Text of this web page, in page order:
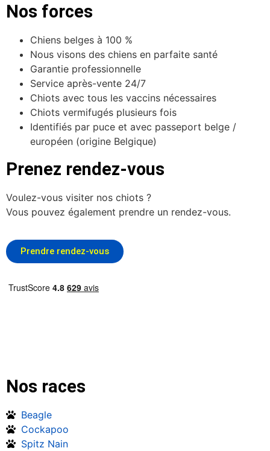
Nos forces
Chiens belges à 100 %
Nous visons des chiens en parfaite santé
Garantie professionnelle
Service après-vente 24/7
Chiots avec tous les vaccins nécessaires
Chiots vermifugés plusieurs fois
Identifiés par puce et avec passeport belge /
européen (origine Belgique)
Prenez rendez-vous
Voulez-vous visiter nos chiots ?
Vous pouvez également prendre un rendez-vous.
Prendre rendez-vous
Nos races
Beagle
Cockapoo
Spitz Nain